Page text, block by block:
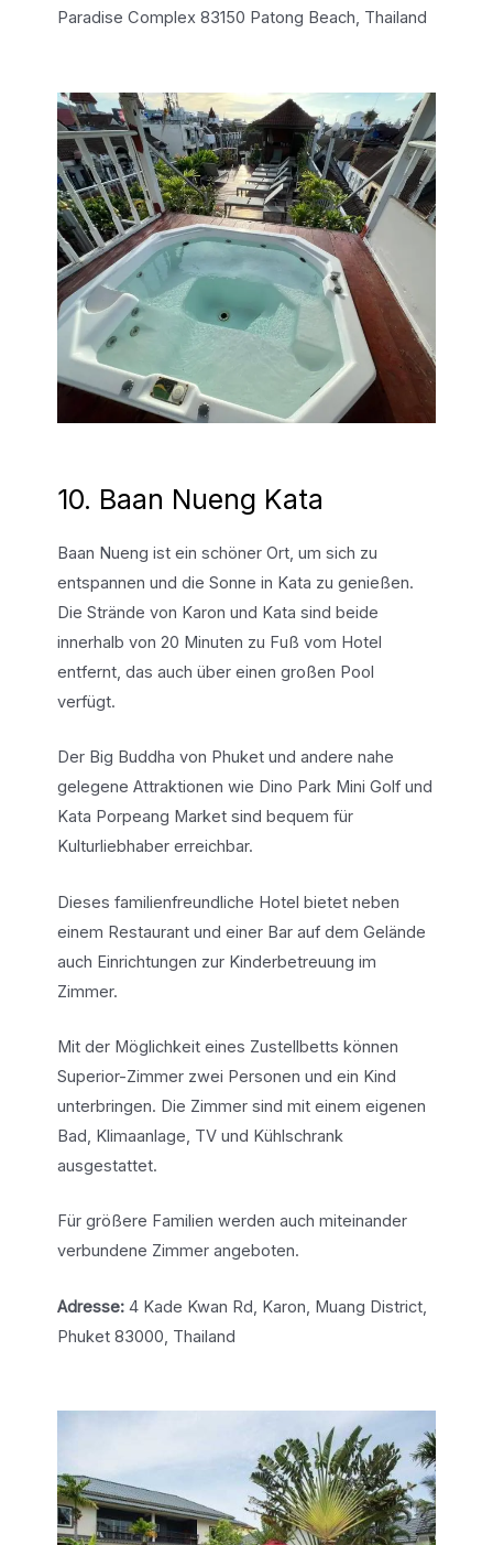
Paradise Complex 83150 Patong Beach, Thailand
10. Baan Nueng Kata
Baan Nueng ist ein schöner Ort, um sich zu
entspannen und die Sonne in Kata zu genießen.
Die Strände von Karon und Kata sind beide
innerhalb von 20 Minuten zu Fuß vom Hotel
entfernt, das auch über einen großen Pool
verfügt.
Der Big Buddha von Phuket und andere nahe
gelegene Attraktionen wie Dino Park Mini Golf und
Kata Porpeang Market sind bequem für
Kulturliebhaber erreichbar.
Dieses familienfreundliche Hotel bietet neben
einem Restaurant und einer Bar auf dem Gelände
auch Einrichtungen zur Kinderbetreuung im
Zimmer.
Mit der Möglichkeit eines Zustellbetts können
Superior-Zimmer zwei Personen und ein Kind
unterbringen. Die Zimmer sind mit einem eigenen
Bad, Klimaanlage, TV und Kühlschrank
ausgestattet.
Für größere Familien werden auch miteinander
verbundene Zimmer angeboten.
Adresse:4 Kade Kwan Rd, Karon, Muang District,
Phuket 83000, Thailand